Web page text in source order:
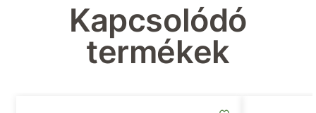
Kapcsolódó
termékek